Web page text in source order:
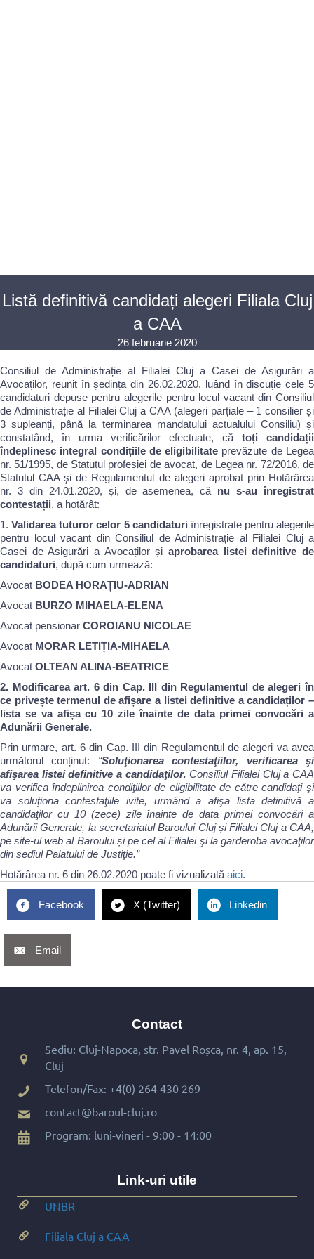
Listă definitivă candidați alegeri Filiala Cluj
a CAA
26 februarie 2020
Consiliul de Administrație al Filialei Cluj a Casei de Asigurări a
Avocaților, reunit în ședința din 26.02.2020, luând în discuție cele 5
candidaturi depuse pentru alegerile pentru locul vacant din Consiliul
de Administrație al Filialei Cluj a CAA (alegeri parțiale – 1 consilier și
3 supleanți, până la terminarea mandatului actualului Consiliu) și
constatând, în urma verificărilor efectuate, că toți candidații
îndeplinesc integral condițiile de eligibilitate prevăzute de Legea
nr. 51/1995, de Statutul profesiei de avocat, de Legea nr. 72/2016, de
Statutul CAA şi de Regulamentul de alegeri aprobat prin Hotărârea
nr. 3 din 24.01.2020, și, de asemenea, că nu s-au înregistrat
contestații, a hotărât:
1.Validarea tuturor celor 5 candidaturi înregistrate pentru alegerile
pentru locul vacant din Consiliul de Administrație al Filialei Cluj a
Casei de Asigurări a Avocaților și aprobarea listei definitive de
candidaturi, după cum urmează:
Avocat BODEA HORAȚIU-ADRIAN
Avocat BURZO MIHAELA-ELENA
Avocat pensionar COROIANU NICOLAE
Avocat MORAR LETIȚIA-MIHAELA
Avocat OLTEAN ALINA-BEATRICE
2. Modificarea art. 6 din Cap. III din Regulamentul de alegeri în
ce privește termenul de afișare a listei definitive a candidaților –
lista se va afișa cu 10 zile înainte de data primei convocări a
Adunării Generale.
Prin urmare, art. 6 din Cap. III din Regulamentul de alegeri va avea
următorul conținut: “Soluţionarea contestaţiilor, verificarea şi
afişarea listei definitive a candidaţilor. Consiliul Filialei Cluj a CAA
va verifica îndeplinirea condiţiilor de eligibilitate de către candidaţi şi
va soluţiona contestaţiile ivite, urmând a afişa lista definitivă a
candidaţilor cu 10 (zece) zile înainte de data primei convocări a
Adunării Generale, la secretariatul Baroului Cluj și Filialei Cluj a CAA,
pe site-ul web al Baroului și pe cel al Filialei şi la garderoba avocaţilor
din sediul Palatului de Justiţie.”
Hotărârea nr. 6 din 26.02.2020 poate fi vizualizată aici.
Facebook X (Twitter) Linkedin
Email
Contact
Sediu: Cluj-Napoca, str. Pavel Roșca, nr. 4, ap. 15,
Cluj
Telefon/Fax: +4(0) 264 430 269
contact@baroul-cluj.ro
Program: luni-vineri - 9:00 - 14:00
Link-uri utile
UNBR
Filiala Cluj a CAA